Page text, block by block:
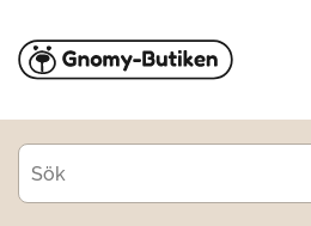
Skip to main content